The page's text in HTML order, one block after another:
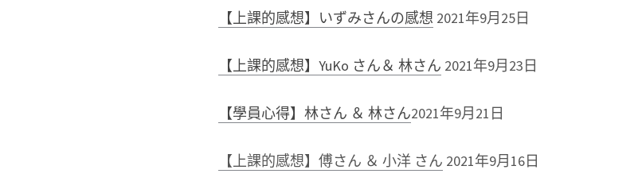
【上課的感想】いずみさんの感想 2021年9月25日
【上課的感想】YuKo さん＆ 林さん 2021年9月23日
【學員心得】林さん ＆ 林さん2021年9月21日
【上課的感想】傅さん ＆ 小洋 さん 2021年9月16日